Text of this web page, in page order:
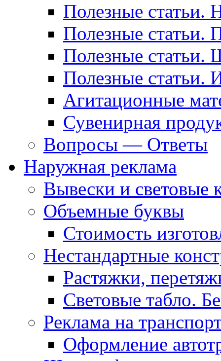
Полезные статьи.
Полезные статьи.
Полезные статьи.
Полезные статьи.
Агитационные
Сувенирная
Вопросы — Ответы
Наружная реклама
Вывески и световые
Объемные буквы
Стоимость
Нестандартные
Растяжки,
Световые табло.
Реклама на
Оформление